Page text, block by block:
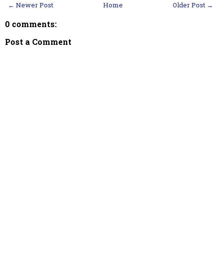
← Newer Post Older Post →
Home
0 comments:
Post a Comment